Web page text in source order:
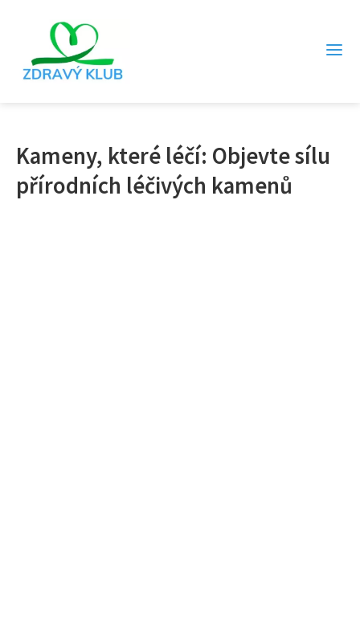
Kameny, které léčí: Objevte sílu
přírodních léčivých kamenů